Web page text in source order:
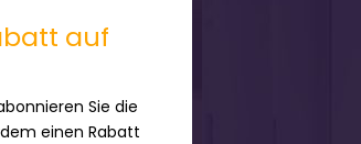
auf
Sie die
einen Rabatt